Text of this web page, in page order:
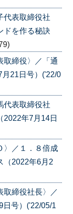
表取締役社
ドを作る秘訣
締役〉／「通
21日号）('22/0
表取締役社
2022年7月14日
／１．８倍成
（2022年6月2
締役社長〉／
日号）('22/05/1